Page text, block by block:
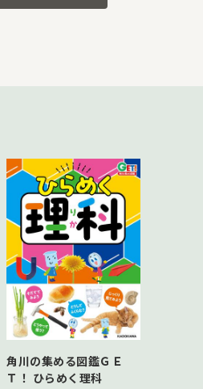
角川の集める図鑑ＧＥ
Ｔ！ ひらめく理科